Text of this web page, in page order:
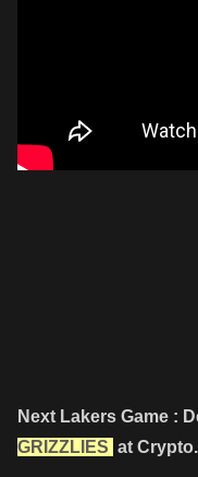
Next Lakers Game :
GRIZZLIES at